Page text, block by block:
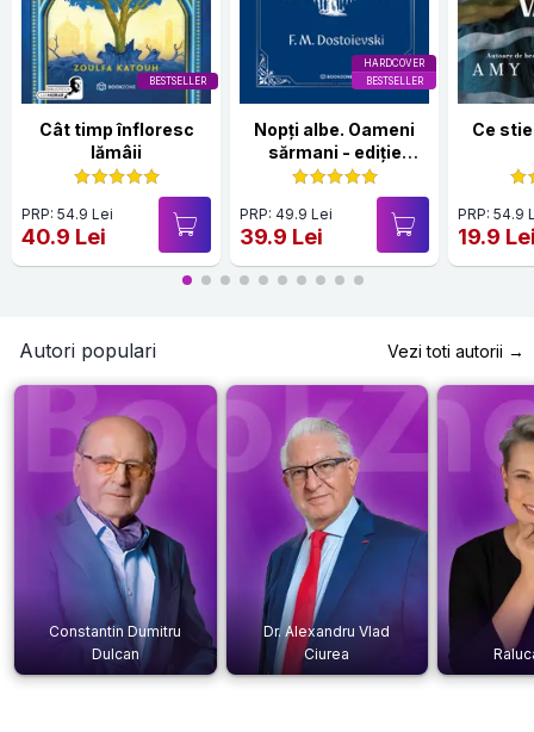
BESTSELLER
Cât timp înfloresc
lămâii
PRP: 54.9 Lei
40.9 Lei
HARDCOVER
BESTSELLER
Nopți albe. Oameni
sărmani - ediție
Hardcover 2025
PRP: 49.9 Lei
39.9 Lei
Ce
PRP: 54.9
19.9
Autori populari Vezi toti autorii →
Constantin Dumitru
Dulcan
Dr. Alexandru Vlad
Ciurea